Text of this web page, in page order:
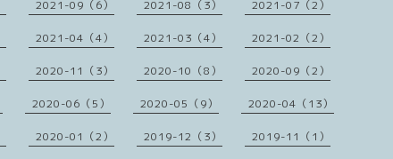
2021-09（6） 2021-08（3） 2021-07（2）
2021-04（4） 2021-03（4） 2021-02（2）
2020-11（3） 2020-10（8） 2020-09（2）
2020-06（5） 2020-05（9） 2020-04（13）
2020-01（2） 2019-12（3） 2019-11（1）